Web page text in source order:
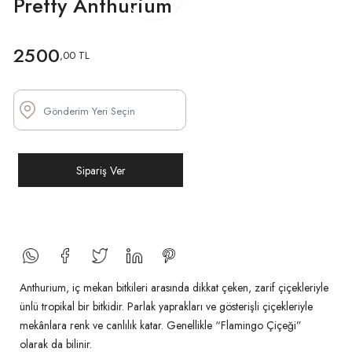
2500,00 TL
Sipariş Ver
Anthurium, iç mekan bitkileri arasında dikkat çeken, zarif çiçekleriyle
ünlü tropikal bir bitkidir. Parlak yaprakları ve gösterişli çiçekleriyle
mekânlara renk ve canlılık katar. Genellikle “Flamingo Çiçeği”
olarak da bilinir.